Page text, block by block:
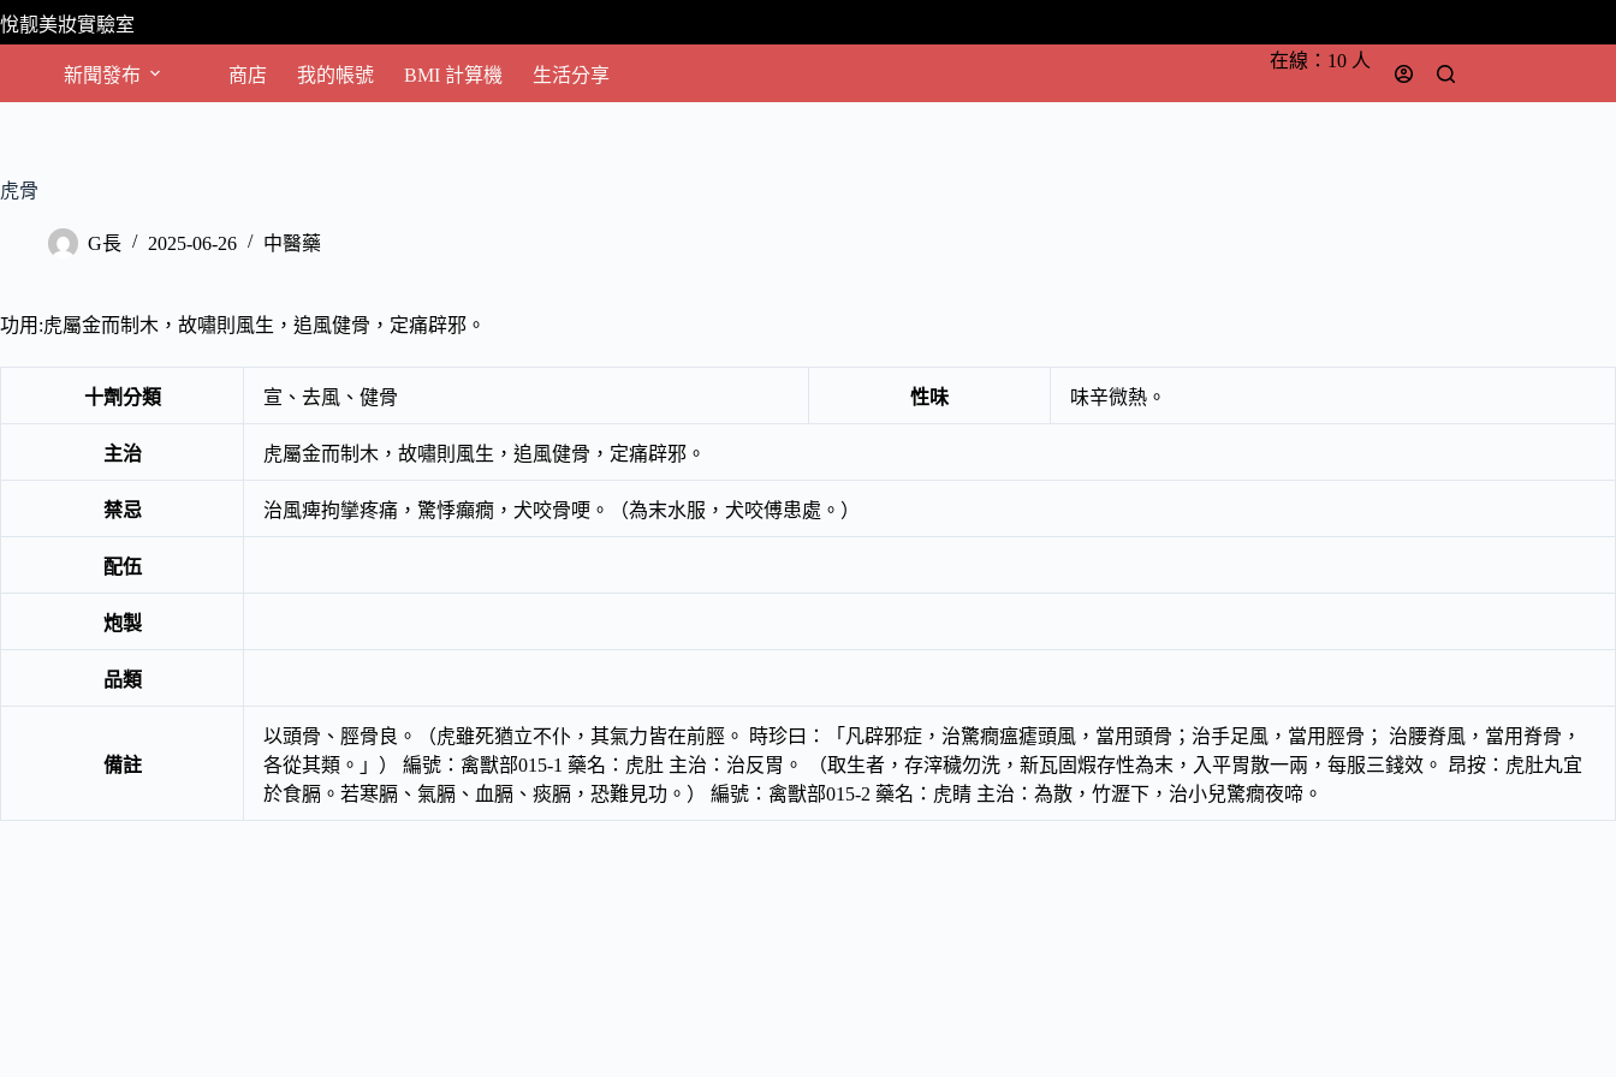
跳
至
要
悅靓美妝實驗室
新聞發布 商店 我的帳號 BMI 計算機 生活分享
在線：10 人
虎骨
G長 2025-06-26 中醫藥
功用:虎屬金而制木，故嘯則風生，追風健骨，定痛辟邪。
十劑分類 宣、去風、健骨 性味 味辛微熱。
主治 虎屬金而制木，故嘯則風生，追風健骨，定痛辟邪。
禁忌 治風痺拘攣疼痛，驚悸癲癇，犬咬骨哽。（為末水服，犬咬傅患處。）
配伍
炮製
品類
備註
以頭骨、脛骨良。（虎雖死猶立不仆，其氣力皆在前脛。 時珍曰：「凡辟邪症，治驚癇瘟瘧頭風，當用頭骨；治手足風，當用脛骨； 治腰脊風，當用脊骨，
各從其類。」） 編號：禽獸部015-1 藥名：虎肚 主治：治反胃。 （取生者，存滓穢勿洗，新瓦固煆存性為末，入平胃散一兩，每服三錢效。 昂按：虎肚丸宜
於食膈。若寒膈、氣膈、血膈、痰膈，恐難見功。） 編號：禽獸部015-2 藥名：虎睛 主治：為散，竹瀝下，治小兒驚癇夜啼。